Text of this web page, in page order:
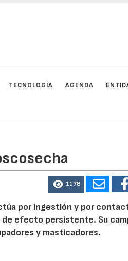
TECNOLOGÍA AGENDA
1178
por ingestión y por
efecto persistente. Su
y masticadores.